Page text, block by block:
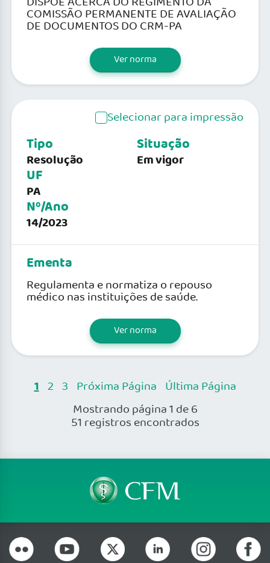
COMISSÃO PERMANENTE DE AVALIAÇÃO
DE DOCUMENTOS DO CRM-PA
Ver norma
Selecionar para impressão
Tipo
Resolução
UF
PA
Nº/Ano
14/2023
Situação
Em vigor
Ementa
Regulamenta e normatiza o repouso
médico nas instituições de saúde.
Ver norma
1 2 3 Próxima Página Última Página
Mostrando página 1 de 6
51 registros encontrados